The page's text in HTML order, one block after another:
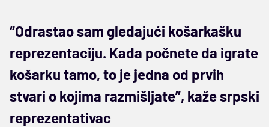
“Odrastao sam gledajući košarkašku
reprezentaciju. Kada počnete da igrate
košarku tamo, to je jedna od prvih
stvari o kojima razmišljate”, kaže srpski
reprezentativac